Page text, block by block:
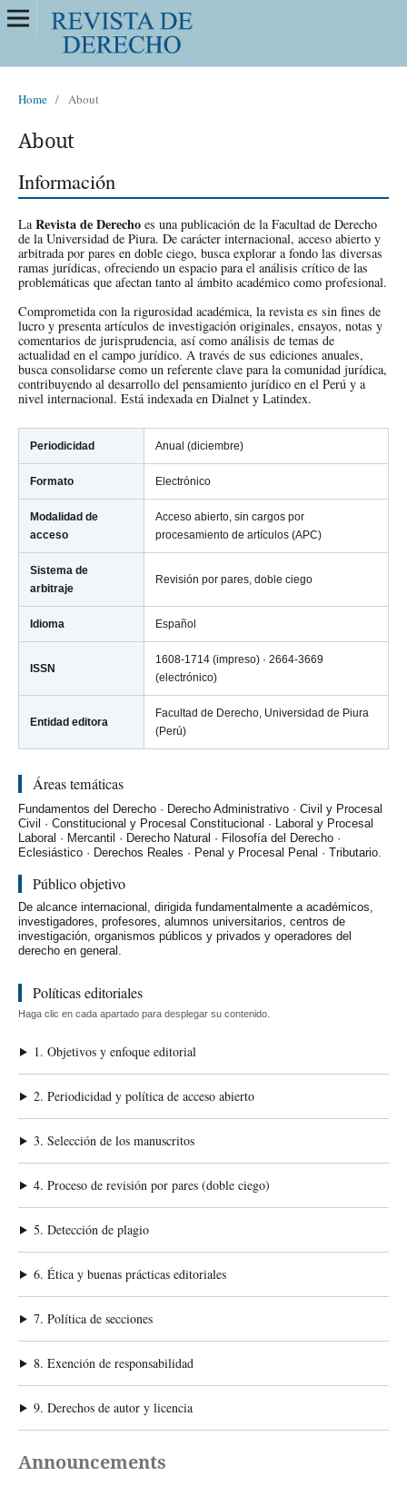
Home / About
About
Información
LaRevista de Derechoes una publicación de la Facultad de Derecho
de la Universidad de Piura. De carácter internacional, acceso abierto y
arbitrada por pares en doble ciego, busca explorar a fondo las diversas
ramas jurídicas, ofreciendo un espacio para el análisis crítico de las
problemáticas que afectan tanto al ámbito académico como profesional.
Comprometida con la rigurosidad académica, la revista es sin fines de
lucro y presenta artículos de investigación originales, ensayos, notas y
comentarios de jurisprudencia, así como análisis de temas de
actualidad en el campo jurídico. A través de sus ediciones anuales,
busca consolidarse como un referente clave para la comunidad jurídica,
contribuyendo al desarrollo del pensamiento jurídico en el Perú y a
nivel internacional. Está indexada en Dialnet y Latindex.
Periodicidad Anual (diciembre)
Formato Electrónico
Modalidad de
acceso
Acceso abierto, sin cargos por
procesamiento de artículos (APC)
Sistema de
arbitraje
Revisión por pares, doble ciego
Idioma Español
ISSN
1608-1714 (impreso) · 2664-3669
(electrónico)
Entidad editora
Facultad de Derecho, Universidad de Piura
(Perú)
Áreas temáticas
Fundamentos del Derecho · Derecho Administrativo · Civil y Procesal
Civil · Constitucional y Procesal Constitucional · Laboral y Procesal
Laboral · Mercantil · Derecho Natural · Filosofía del Derecho ·
Eclesiástico · Derechos Reales · Penal y Procesal Penal · Tributario.
Público objetivo
De alcance internacional, dirigida fundamentalmente a académicos,
investigadores, profesores, alumnos universitarios, centros de
investigación, organismos públicos y privados y operadores del
derecho en general.
Políticas editoriales
Haga clic en cada apartado para desplegar su contenido.
1. Objetivos y enfoque editorial
2. Periodicidad y política de acceso abierto
3. Selección de los manuscritos
4. Proceso de revisión por pares (doble ciego)
5. Detección de plagio
6. Ética y buenas prácticas editoriales
7. Política de secciones
8. Exención de responsabilidad
9. Derechos de autor y licencia
Announcements